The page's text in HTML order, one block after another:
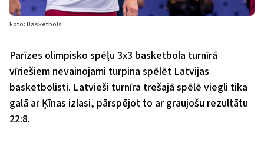
Foto: Basketbols
Parīzes olimpisko spēļu 3x3 basketbola turnīrā
vīriešiem nevainojami turpina spēlēt Latvijas
basketbolisti. Latvieši turnīra trešajā spēlē viegli tika
galā ar Ķīnas izlasi, pārspējot to ar graujošu rezultātu
22:8.